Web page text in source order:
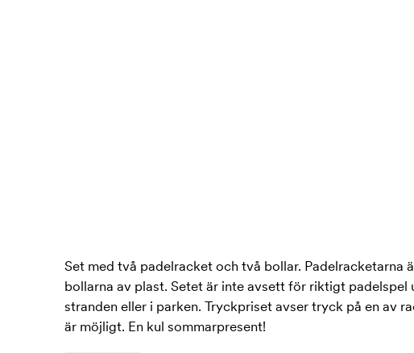
Set med två padelracket och två bollar. Padelracketarna
bollarna av plast. Setet är inte avsett för riktigt padelspel
stranden eller i parken. Tryckpriset avser tryck på en av
är möjligt. En kul sommarpresent!